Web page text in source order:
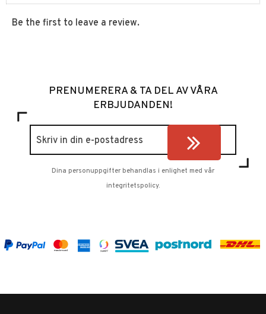
Be the first to leave a review.
PRENUMERERA & TA DEL AV VÅRA
ERBJUDANDEN!
Dina personuppgifter behandlas i enlighet med vår
integritetspolicy.